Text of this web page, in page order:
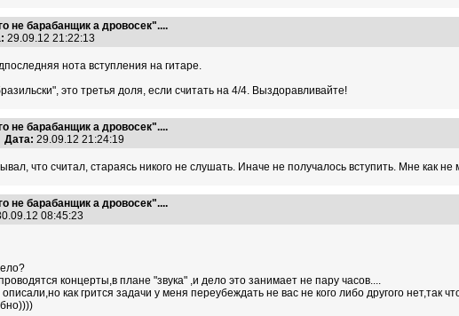
не барабанщик а дровосек"....
29.09.12 21:22:13
нота вступления на гитаре.
это третья доля, если считать на 4/4. Выздоравливайте!
не барабанщик а дровосек"....
Дата: 29.09.12 21:24:19
что считал, стараясь никого не слушать. Иначе не получалось вступить. Мне как
не барабанщик а дровосек"....
08:45:23
концерты,в плане "звука" ,и дело это занимает не пару часов....
как грится задачи у меня переубеждать не вас не кого либо другого нет,так